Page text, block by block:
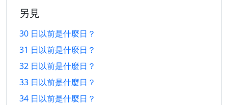
27 日
以前
28 日
以前
9/7/2026
29 日
以前
另見
30 日以前是什麼日？
31 日以前是什麼日？
32 日以前是什麼日？
33 日以前是什麼日？
34 日以前是什麼日？